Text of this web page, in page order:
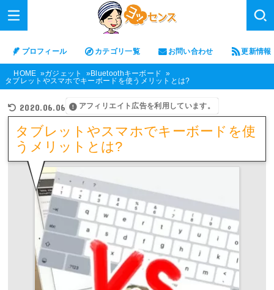
プロフィール カテゴリ一覧 お問い合わせ 更新情報
HOME ガジェット
Bluetoothキーボード
タブレットやスマホでキーボードを使うメリットとは?
2020.06.06 アフィリエイト広告を利用しています。
タブレットやスマホでキーボードを使
うメリットとは?